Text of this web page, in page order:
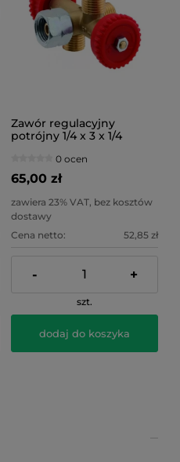
Zawór regulacyjny
potrójny 1/4 x 3 x 1/4
0 ocen
65,00 zł
zawiera 23% VAT, bez kosztów
dostawy
Cena netto:
52,85 zł
- +
szt.
dodaj do koszyka